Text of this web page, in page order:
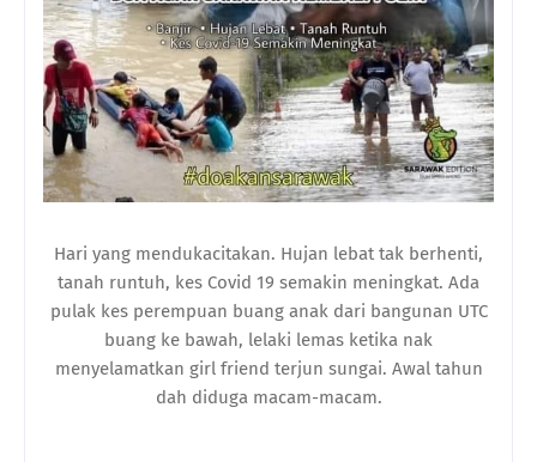
Hari yang mendukacitakan. Hujan lebat tak berhenti,
tanah runtuh, kes Covid 19 semakin meningkat. Ada
pulak kes perempuan buang anak dari bangunan UTC
buang ke bawah, lelaki lemas ketika nak
menyelamatkan girl friend terjun sungai. Awal tahun
dah diduga macam-macam.